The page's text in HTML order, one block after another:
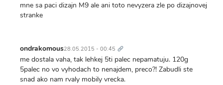
mne sa paci dizajn M9 ale ani toto nevyzera zle po dizajnovej
stranke
ondrakomous28.05.2015 - 00:45 odkaz
me dostala vaha, tak lehkej 5ti palec nepamatuju. 120g
5palec no vo vyhodach to nenajdem, preco?! Zabudli ste
snad ako nam rvaly mobily vrecka.